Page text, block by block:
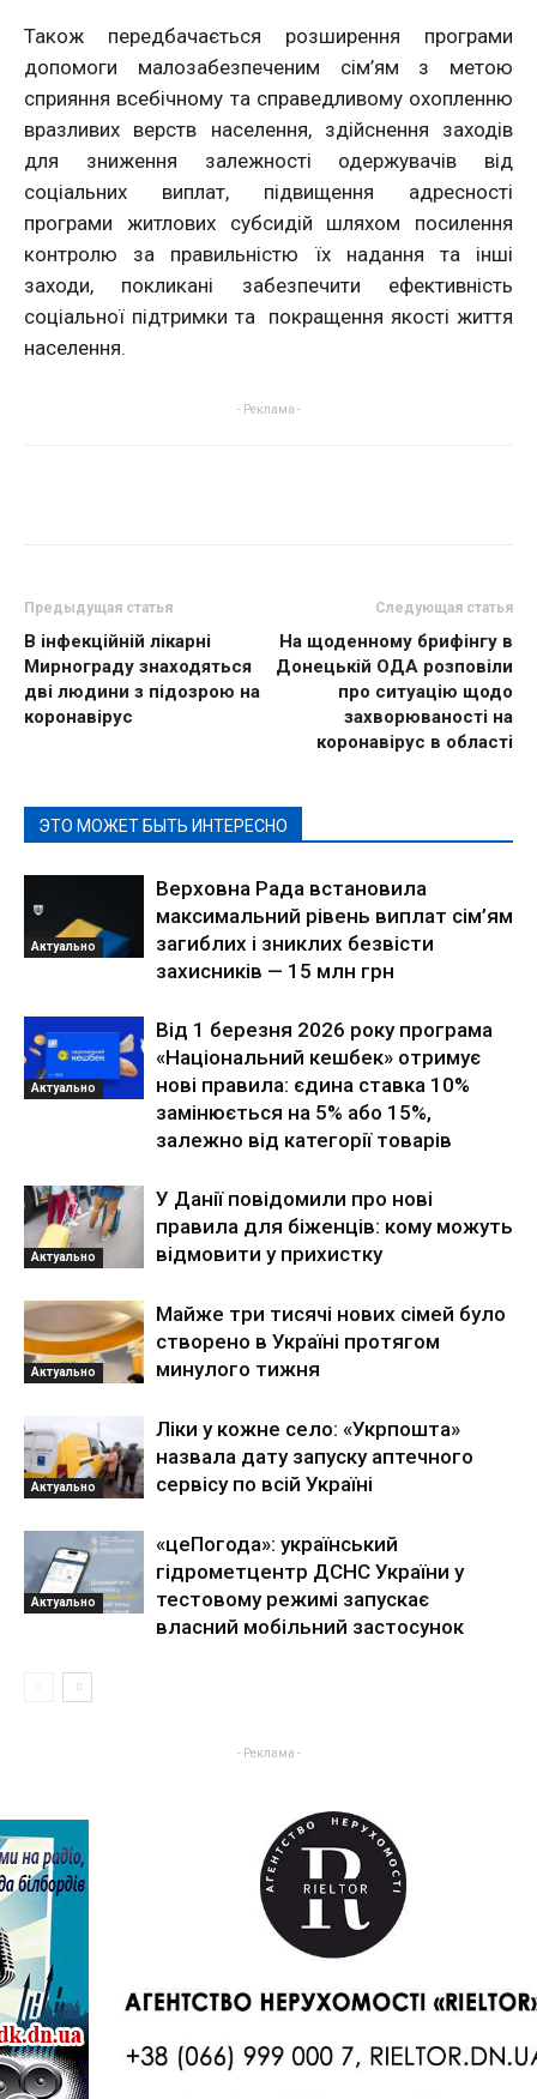
Також передбачається розширення програми
допомоги малозабезпеченим сім’ям з метою
сприяння всебічному та справедливому охопленню
вразливих верств населення, здійснення заходів
для зниження залежності одержувачів від
соціальних виплат, підвищення адресності
програми житлових субсидій шляхом посилення
контролю за правильністю їх надання та інші
заходи, покликані забезпечити ефективність
соціальної підтримки та покращення якості життя
населення.
- Реклама -
Предыдущая статья
В інфекційній лікарні
Мирнограду знаходяться
дві людини з підозрою на
коронавірус
Следующая статья
На щоденному брифінгу в
Донецькій ОДА розповіли
про ситуацію щодо
захворюваності на
коронавірус в області
ЭТО МОЖЕТ БЫТЬ ИНТЕРЕСНО
Актуально
Верховна Рада встановила
максимальний рівень виплат сім’ям
загиблих і зниклих безвісти
захисників — 15 млн грн
Актуально
Від 1 березня 2026 року програма
«Національний кешбек» отримує
нові правила: єдина ставка 10%
замінюється на 5% або 15%,
залежно від категорії товарів
Актуально
У Данії повідомили про нові
правила для біженців: кому можуть
відмовити у прихистку
Актуально
Майже три тисячі нових сімей було
створено в Україні протягом
минулого тижня
Актуально
Ліки у кожне село: «Укрпошта»
назвала дату запуску аптечного
сервісу по всій Україні
Актуально
«цеПогода»: український
гідрометцентр ДСНС України у
тестовому режимі запускає
власний мобільний застосунок
- Реклама -